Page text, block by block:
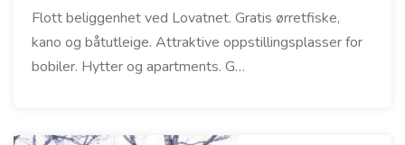
Flott beliggenhet ved Lovatnet. Gratis ørretfiske,
kano og båtutleige. Attraktive oppstillingsplasser for
bobiler. Hytter og apartments. G…